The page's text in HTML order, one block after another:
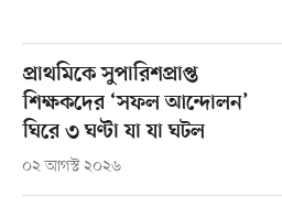
প্রাথমিকে সুপারিশপ্রাপ্ত
শিক্ষকদের ‘সফল আন্দোলন’
ঘিরে ৩ ঘণ্টা যা যা ঘটল
০২ আগস্ট ২০২৬